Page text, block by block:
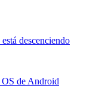
descenciendo
OS de Android